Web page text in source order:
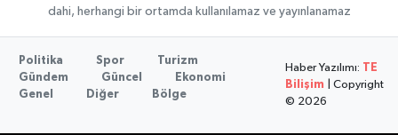
dahi, herhangi bir ortamda kullanılamaz ve yayınlanamaz
Politika Spor
Turizm
Gündem
Güncel
Ekonomi
Genel
Diğer Bölge
Haber Yazılımı:
TE
Bilişim | Copyright
© 2026